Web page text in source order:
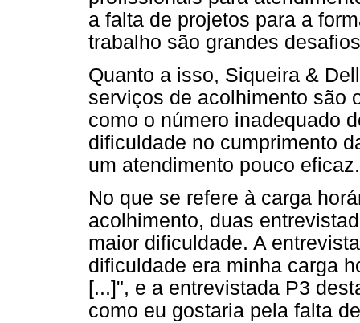
a falta de projetos para a
trabalho são grandes
Quanto a isso, Siqueira &
serviços de acolhimento são
como o número inadequado
dificuldade no cumprimento
um atendimento pouco eficaz.
No que se refere à carga
acolhimento, duas
maior dificuldade. A
dificuldade era minha carga
[...]", e a entrevistada P3
como eu gostaria pela falta